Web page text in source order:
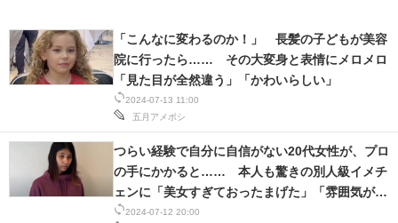
住まい
動物 リサーチ
メディア
注目記事を集めた総合ページ
ITの今と未来を見通す
2024-07-13 11:00
五月アメボシ
「こんなに変わるのか！」 長髪の子どもが美容
院に行ったら…… その大変身と表情にメロメロ
「見た目が全然違う」「かわいらしい」
2024-07-12 20:00
つらい経験で自分に自信がない20代女性が、プロ
の手にかかると…… 本人も驚きの別人級イメチ
ェンに「美女すぎておったまげた」「雰囲気がガ
ラッと」